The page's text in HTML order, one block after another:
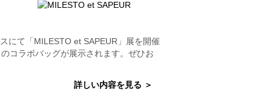
（企業）
にて「MILESTO et SAPEUR」展を開催
コラボバッグが展示されます。ぜひお
詳しい内容を見る ＞